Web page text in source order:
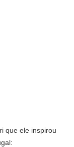
que ele inspirou